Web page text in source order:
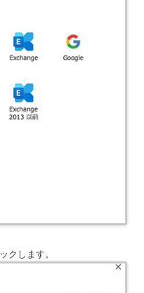
クします。